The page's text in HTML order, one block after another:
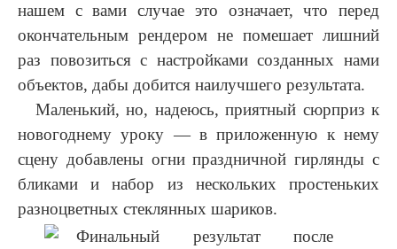
нашем с вами случае это означает, что перед
окончательным рендером не помешает лишний
раз повозиться с настройками созданных нами
объектов, дабы добится наилучшего результата.
Маленький, но, надеюсь, приятный сюрприз к
новогоднему уроку — в приложенную к нему
сцену добавлены огни праздничной гирлянды с
бликами и набор из нескольких простеньких
разноцветных стеклянных шариков.